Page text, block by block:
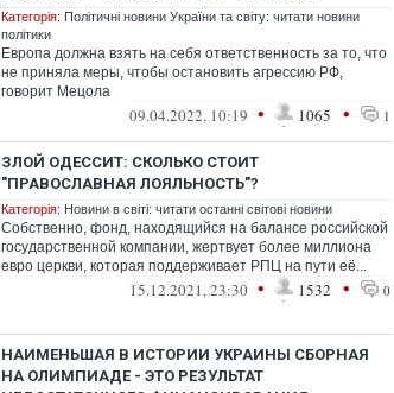
Категорія: Політичні новини України та світу: читати новини
політики
Европа должна взять на себя ответственность за то, что
не приняла меры, чтобы остановить агрессию РФ,
говорит Мецола
09.04.2022, 10:19 • 1065 • 1
​​​​​​​ЗЛОЙ ОДЕССИТ: СКОЛЬКО СТОИТ
"ПРАВОСЛАВНАЯ ЛОЯЛЬНОСТЬ"?
Категорія: Новини в світі: читати останні світові новини
Собственно, фонд, находящийся на балансе российской
государственной компании, жертвует более миллиона
евро церкви, которая поддерживает РПЦ на пути её...
15.12.2021, 23:30 • 1532 • 0
НАИМЕНЬШАЯ В ИСТОРИИ УКРАИНЫ СБОРНАЯ
НА ОЛИМПИАДЕ - ЭТО РЕЗУЛЬТАТ